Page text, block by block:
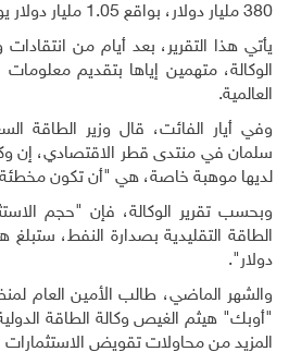
380 مليار دولار، بواقع 1.05 مليار دولار يوميًا".
يأتي هذا التقرير، بعد أيام من
الوكالة، متهمين إياها بتقديم
العالمية.
وفي أيار الفائت، قال وزير الطاقة
سلمان في منتدى قطر الاقتصادي، إن
لديها موهبة خاصة، هي "أن تكون مخطئة
وبحسب تقرير الوكالة، فإن "حجم
دولار".
والشهر الماضي، طالب الأمين العام
"أوبك" هيثم الغيص وكالة الطاقة
المزيد من محاولات تقويض